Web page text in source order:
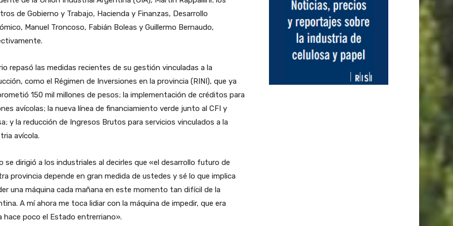
de Gobierno y Trabajo, Hacienda y Finanzas, Desarrollo
Manuel Troncoso, Fabián Boleas y Guillermo Bernaudo,
repasó las medidas recientes de su gestión vinculadas a la
como el Régimen de Inversiones en la provincia (RINI), que ya
150 mil millones de pesos; la implementación de créditos para
avícolas; la nueva línea de financiamiento verde junto al CFI y
y la reducción de Ingresos Brutos para servicios vinculados a la
avícola.
se dirigió a los industriales al decirles que «el desarrollo futuro de
provincia depende en gran medida de ustedes y sé lo que implica
una máquina cada mañana en este momento tan difícil de la
A mí ahora me toca lidiar con la máquina de impedir, que era
hace poco el Estado entrerriano».